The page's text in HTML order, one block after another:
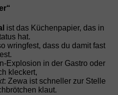
ist das Küchenpapier, das in
hat.
wringfest, dass du damit fast
in der Gastro oder
kleckert,
: Zewa ist schneller zur Stelle
klaut.